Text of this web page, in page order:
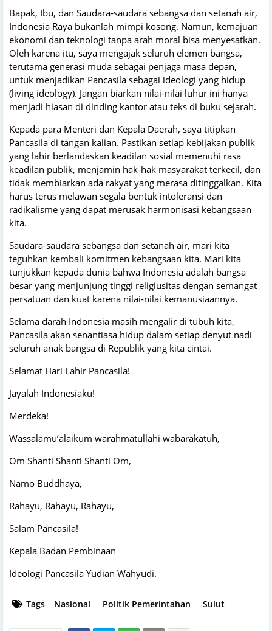
Bapak, Ibu, dan Saudara-saudara sebangsa dan setanah air,
Indonesia Raya bukanlah mimpi kosong. Namun, kemajuan
ekonomi dan teknologi tanpa arah moral bisa menyesatkan.
Oleh karena itu, saya mengajak seluruh elemen bangsa,
terutama generasi muda sebagai penjaga masa depan,
untuk menjadikan Pancasila sebagai ideologi yang hidup
(living ideology). Jangan biarkan nilai-nilai luhur ini hanya
menjadi hiasan di dinding kantor atau teks di buku sejarah.
Kepada para Menteri dan Kepala Daerah, saya titipkan
Pancasila di tangan kalian. Pastikan setiap kebijakan publik
yang lahir berlandaskan keadilan sosial memenuhi rasa
keadilan publik, menjamin hak-hak masyarakat terkecil, dan
tidak membiarkan ada rakyat yang merasa ditinggalkan. Kita
harus terus melawan segala bentuk intoleransi dan
radikalisme yang dapat merusak harmonisasi kebangsaan
kita.
Saudara-saudara sebangsa dan setanah air, mari kita
teguhkan kembali komitmen kebangsaan kita. Mari kita
tunjukkan kepada dunia bahwa Indonesia adalah bangsa
besar yang menjunjung tinggi religiusitas dengan semangat
persatuan dan kuat karena nilai-nilai kemanusiaannya.
Selama darah Indonesia masih mengalir di tubuh kita,
Pancasila akan senantiasa hidup dalam setiap denyut nadi
seluruh anak bangsa di Republik yang kita cintai.
Selamat Hari Lahir Pancasila!
Jayalah Indonesiaku!
Merdeka!
Wassalamu’alaikum warahmatullahi wabarakatuh,
Om Shanti Shanti Shanti Om,
Namo Buddhaya,
Rahayu, Rahayu, Rahayu,
Salam Pancasila!
Kepala Badan Pembinaan
Ideologi Pancasila Yudian Wahyudi.
Tags Nasional Politik Pemerintahan Sulut